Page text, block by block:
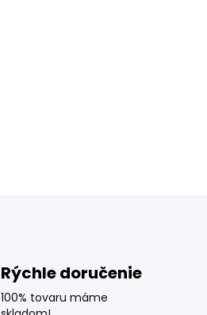
Rýchle doručenie
100% tovaru máme